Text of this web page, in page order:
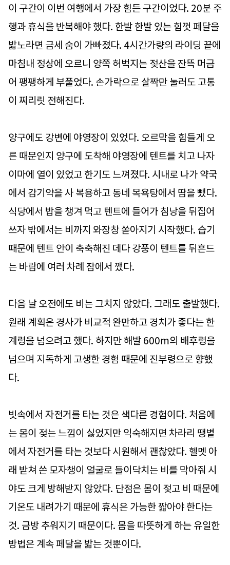
이 구간이 이번 여행에서 가장 힘든 구간이었다. 20분 주
행과 휴식을 반복해야 했다. 한발 한발 있는 힘껏 페달을
밟노라면 금세 숨이 가빠졌다. 4시간가량의 라이딩 끝에
마침내 정상에 오르니 양쪽 허벅지는 젖산을 잔뜩 머금
어 팽팽하게 부풀었다. 손가락으로 살짝만 눌러도 고통
이 찌리릿 전해진다.
양구에도 강변에 야영장이 있었다. 오르막을 힘들게 오
른 때문인지 양구에 도착해 야영장에 텐트를 치고 나자
이마에 열이 있었고 한기도 느껴졌다. 시내로 나가 약국
에서 감기약을 사 복용하고 동네 목욕탕에서 땀을 뺐다.
식당에서 밥을 챙겨 먹고 텐트에 들어가 침낭을 뒤집어
쓰자 밖에서는 비까지 와장창 쏟아지기 시작했다. 습기
때문에 텐트 안이 축축해진 데다 강풍이 텐트를 뒤흔드
는 바람에 여러 차례 잠에서 깼다.
다음 날 오전에도 비는 그치지 않았다. 그래도 출발했다.
원래 계획은 경사가 비교적 완만하고 경치가 좋다는 한
계령을 넘으려고 했다. 하지만 해발 600m의 배후령을
넘으며 지독하게 고생한 경험 때문에 진부령으로 향했
다.
빗속에서 자전거를 타는 것은 색다른 경험이다. 처음에
는 몸이 젖는 느낌이 싫었지만 익숙해지면 차라리 땡볕
에서 자전거를 타는 것보다 시원해서 괜찮았다. 헬멧 아
래 받쳐 쓴 모자챙이 얼굴로 들이닥치는 비를 막아줘 시
야도 크게 방해받지 않았다. 단점은 몸이 젖고 비 때문에
기온도 내려가기 때문에 휴식은 가능한 짧아야 한다는
것. 금방 추워지기 때문이다. 몸을 따뜻하게 하는 유일한
방법은 계속 페달을 밟는 것뿐이다.